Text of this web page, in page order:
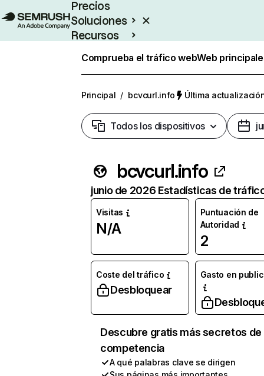
Precios
Soluciones
Recursos
Comprueba el tráfico webWeb
Principal / bcvcurl.info Última
Todos los dispositivos
bcvcurl.info
junio de 2026 Estadísticas de
Visitas
N/A
Puntuación de
Autoridad
2
Coste del tráfico
Desbloquear
Gasto en
Descubre gratis más secretos de
competencia
A qué palabras clave se dirigen